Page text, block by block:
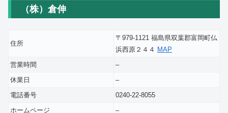
（株）倉伸
住所
〒979-1121 福島県双葉郡富岡町仏
浜西原２４４ MAP
営業時間
–
休業日
–
電話番号
0240-22-8055
ホームページ
–